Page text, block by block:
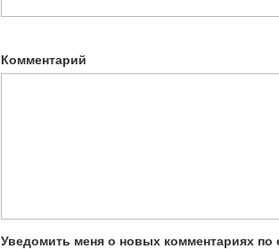
Комментарий
Уведомить меня о новых комментариях по